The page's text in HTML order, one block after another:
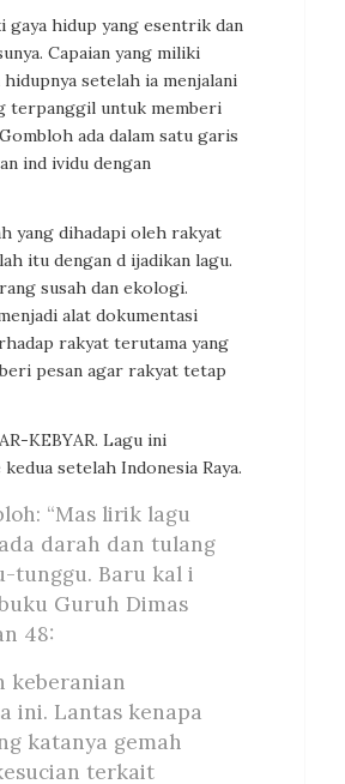
gaya hidup yang esentrik dan
Capaian yang miliki
setelah ia menjalani
terpanggil untuk memberi
ada dalam satu garis
ind ividu dengan
yang dihadapi oleh rakyat
itu dengan d ijadikan lagu.
susah dan ekologi.
alat dokumentasi
rakyat terutama yang
pesan agar rakyat tetap
KEBYAR. Lagu ini
setelah Indonesia Raya.
“Mas lirik lagu
darah dan tulang
tunggu. Baru kal i
Guruh Dimas
48:
keberanian
ini. Lantas kenapa
katanya gemah
terkait